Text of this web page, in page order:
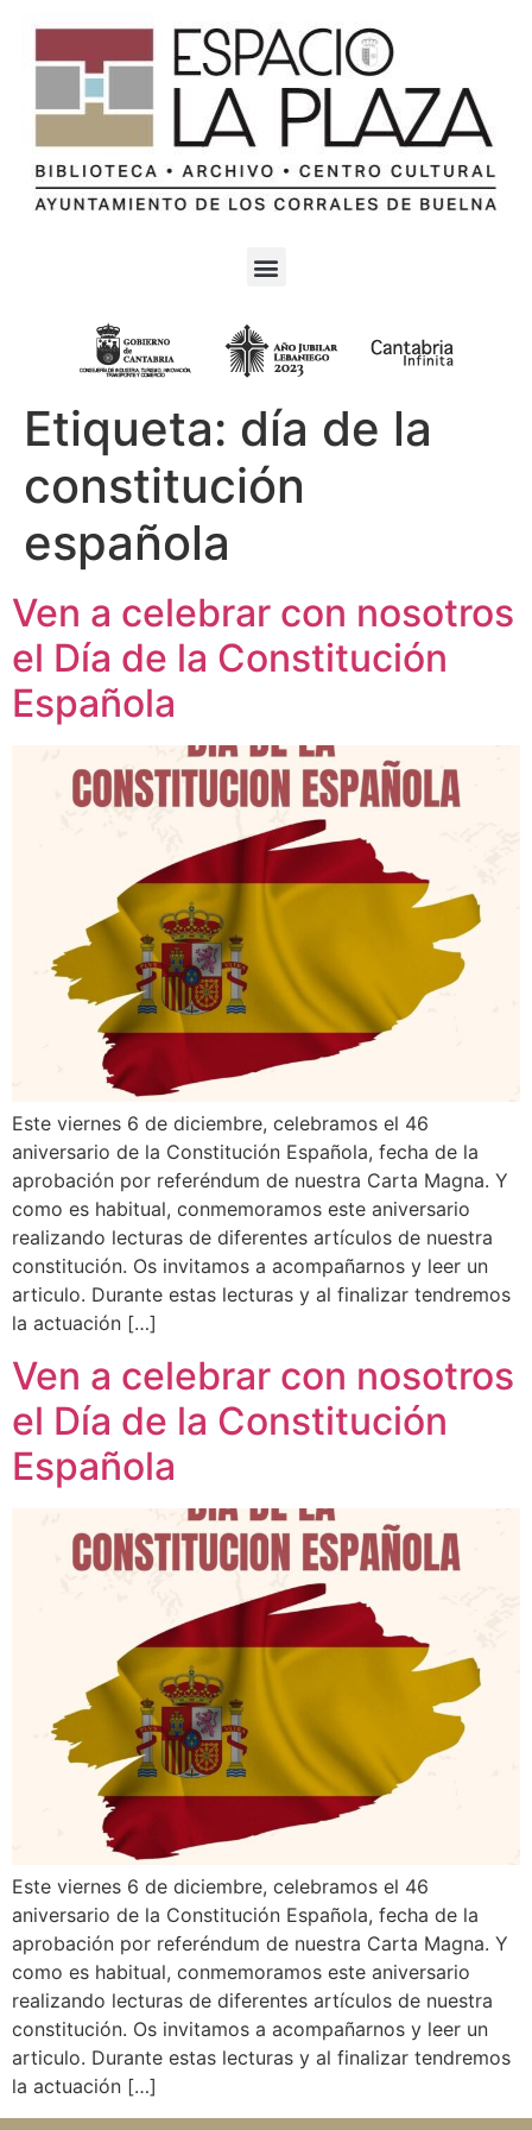
Etiqueta: día de la
constitución
española
Ven a celebrar con nosotros
el Día de la Constitución
Española
Este viernes 6 de diciembre, celebramos el 46
aniversario de la Constitución Española, fecha de la
aprobación por referéndum de nuestra Carta Magna. Y
como es habitual, conmemoramos este aniversario
realizando lecturas de diferentes artículos de nuestra
constitución. Os invitamos a acompañarnos y leer un
articulo. Durante estas lecturas y al finalizar tendremos
la actuación […]
Ven a celebrar con nosotros
el Día de la Constitución
Española
Este viernes 6 de diciembre, celebramos el 46
aniversario de la Constitución Española, fecha de la
aprobación por referéndum de nuestra Carta Magna. Y
como es habitual, conmemoramos este aniversario
realizando lecturas de diferentes artículos de nuestra
constitución. Os invitamos a acompañarnos y leer un
articulo. Durante estas lecturas y al finalizar tendremos
la actuación […]